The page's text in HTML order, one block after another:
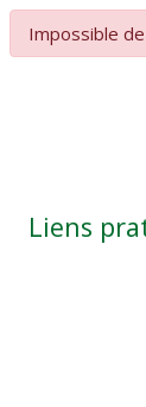
Impossible
Liens